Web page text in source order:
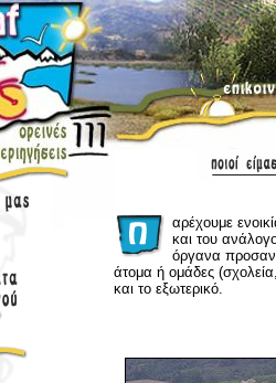
αρέχουμε
και του
όργανα
άτομα ή ομάδες
και το εξωτερικό.